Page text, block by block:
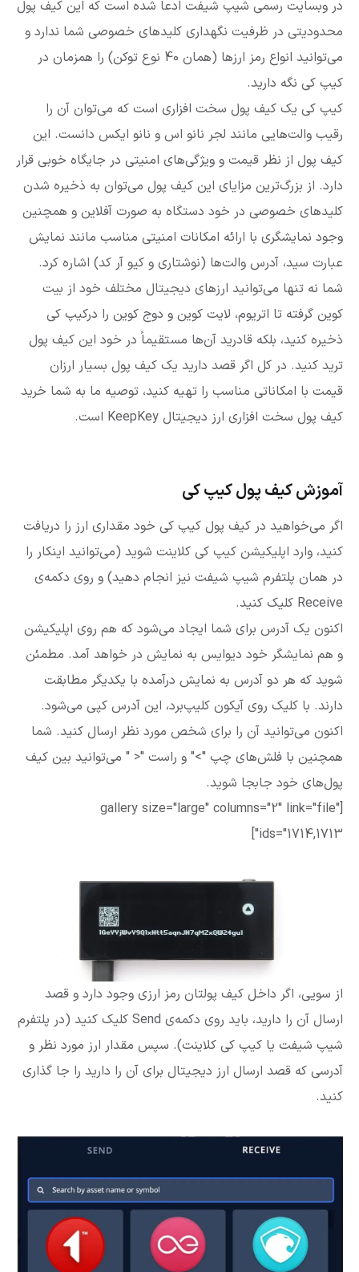
در وبسایت رسمی شیپ شیفت ادعا شده است که این کیف پول
محدودیتی در ظرفیت نگهداری کلیدهای خصوصی شما ندارد و
می‌توانید انواع رمز ارزها (همان 40 نوع توکن) را همزمان در
کیپ کی نگه دارید.
کیپ کی یک کیف پول سخت افزاری است که می‌توان آن را
رقیب والت‌هایی مانند لجر نانو اس و نانو ایکس دانست. این
کیف پول از نظر قیمت و ویژگی‌های امنیتی در جایگاه خوبی قرار
دارد. از بزرگ‌ترین مزایای این کیف پول می‌توان به ذخیره شدن
کلیدهای خصوصی در خود دستگاه به صورت آفلاین و همچنین
وجود نمایشگری با ارائه امکانات امنیتی مناسب مانند نمایش
عبارت سید، آدرس والت‌ها (نوشتاری و کیو آر کد) اشاره کرد.
شما نه تنها می‌توانید ارزهای دیجیتال مختلف خود از بیت
کوین گرفته تا اتریوم، لایت کوین و دوج کوین را درکیپ کی
ذخیره کنید، بلکه قادرید آن‌ها مستقیماً در خود این کیف پول
ترید کنید. در کل اگر قصد دارید یک کیف پول بسیار ارزان
قیمت با امکاناتی مناسب را تهیه کنید، توصیه ما به شما خرید
کیف پول سخت افزاری ارز دیجیتال KeepKey است.
آموزش کیف پول کیپ کی
اگر می‌خواهید در کیف پول کیپ کی خود مقداری ارز را دریافت
کنید، وارد اپلیکیشن کیپ کی کلاینت شوید (می‌توانید اینکار را
در همان پلتفرم شیپ شیفت نیز انجام دهید) و روی دکمه‌ی
Receive کلیک کنید.
اکنون یک آدرس برای شما ایجاد می‌شود که هم روی اپلیکیشن
و هم نمایشگر خود دیوایس به نمایش در خواهد آمد. مطمئن
شوید که هر دو آدرس به نمایش درآمده با یکدیگر مطابقت
دارند. با کلیک روی آیکون کلیپ‌برد، این آدرس کپی می‌شود.
اکنون می‌توانید آن را برای شخص مورد نظر ارسال کنید. شما
همچنین با فلش‌های چپ ">" و راست "< " می‌توانید بین کیف
پول‌های خود جابجا شوید.
[gallery size="large" columns="2" link="file"
ids="1714,1713"]
از سویی، اگر داخل کیف پولتان رمز ارزی وجود دارد و قصد
ارسال آن را دارید، باید روی دکمه‌ی Send کلیک کنید (در پلتفرم
شیپ شیفت یا کیپ کی کلاینت). سپس مقدار ارز مورد نظر و
آدرسی که قصد ارسال ارز دیجیتال برای آن را دارید را جا گذاری
کنید.